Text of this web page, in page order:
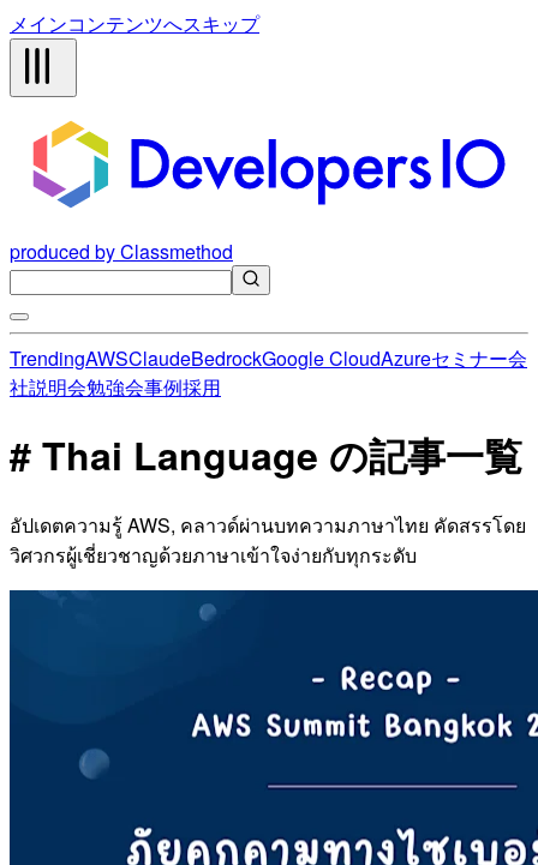
メインコンテンツへスキップ
produced by Classmethod
TrendingAWSClaudeBedrockGoogle CloudAzureセミナー会
社説明会勉強会事例採用
# Thai Language の記事一覧
อัปเดตความรู้ AWS, คลาวด์ผ่านบทความภาษาไทย คัดสรรโดย
วิศวกรผู้เชี่ยวชาญด้วยภาษาเข้าใจง่ายกับทุกระดับ